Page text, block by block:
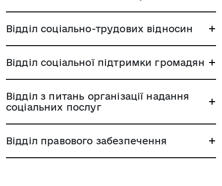
Відділ соціально-трудових відносин
Відділ соціальної підтримки громадян
Відділ з питань організації надання
соціальних послуг
Відділ правового забезпечення